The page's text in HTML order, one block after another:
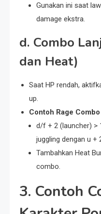
Gunakan ini saat
damage ekstra.
d. Combo
dan Heat)
Saat HP rendah,
up.
Contoh Rage
d/f + 2 (launcher) >
juggling dengan u +
Tambahkan Heat
combo.
3. Contoh